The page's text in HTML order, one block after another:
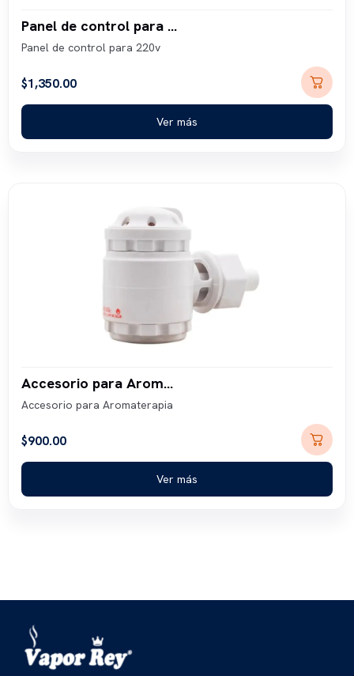
Panel de control para 220v
Panel de control para 220v
$1,350.00
Ver más
Accesorio para Aromaterapia
Accesorio para Aromaterapia
$900.00
Ver más